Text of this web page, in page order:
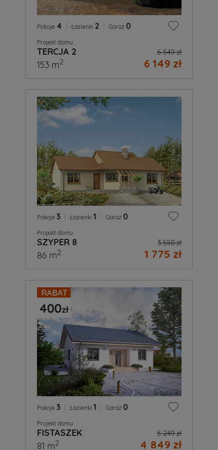
Pokoje 4 Łazienki 2 Garaż 0
Projekt domu
TERCJA 2 6 549 zł
6 149 zł
153 m2
Pokoje 3 Łazienki 1 Garaż 0
Projekt domu
SZYPER 8 3 550 zł
1 775 zł
86 m2
Pokoje 3 Łazienki 1 Garaż 0
Projekt domu
FISTASZEK 5 249 zł
4 849 zł
81 m2